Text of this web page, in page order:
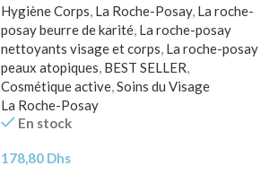
Hygiène Corps, La Roche-Posay, La roche-
posay beurre de karité, La roche-posay
nettoyants visage et corps, La roche-posay
peaux atopiques, BEST SELLER,
Cosmétique active,Soins du Visage
La Roche-Posay
En stock
178,80 Dhs